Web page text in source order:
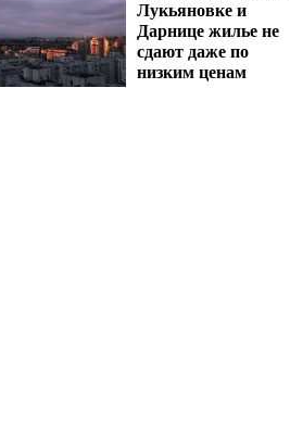
Лукьяновке и
Дарнице жилье не
сдают даже по
низким ценам